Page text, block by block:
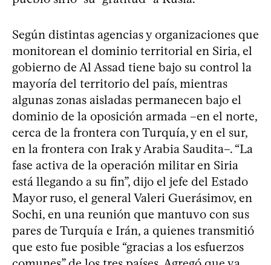
Según distintas agencias y organizaciones que
monitorean el dominio territorial en Siria, el
gobierno de Al Assad tiene bajo su control la
mayoría del territorio del país, mientras
algunas zonas aisladas permanecen bajo el
dominio de la oposición armada –en el norte,
cerca de la frontera con Turquía, y en el sur,
en la frontera con Irak y Arabia Saudita–. “La
fase activa de la operación militar en Siria
está llegando a su fin”, dijo el jefe del Estado
Mayor ruso, el general Valeri Guerásimov, en
Sochi, en una reunión que mantuvo con sus
pares de Turquía e Irán, a quienes transmitió
que esto fue posible “gracias a los esfuerzos